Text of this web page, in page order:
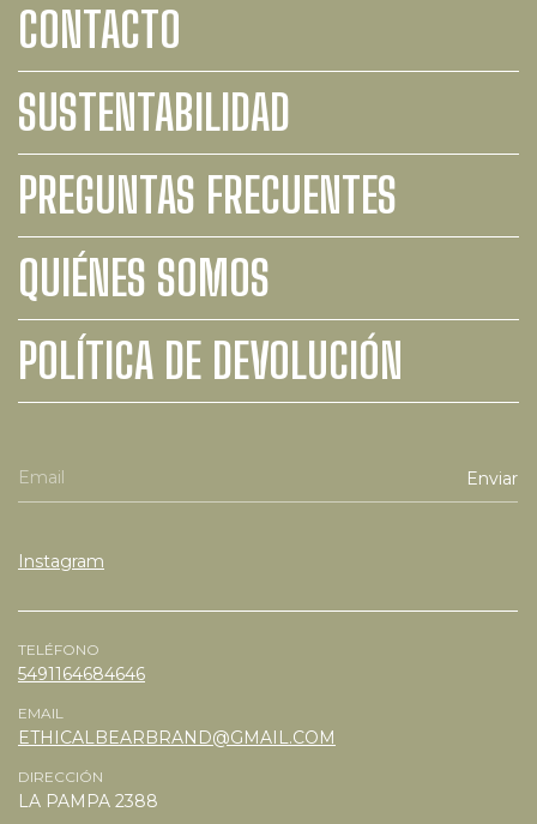
CONTACTO
SUSTENTABILIDAD
PREGUNTAS FRECUENTES
QUIÉNES SOMOS
POLÍTICA DE DEVOLUCIÓN
Instagram
TELÉFONO
5491164684646
EMAIL
ETHICALBEARBRAND@GMAIL.COM
DIRECCIÓN
LA PAMPA 2388